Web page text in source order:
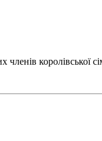
членів королівської